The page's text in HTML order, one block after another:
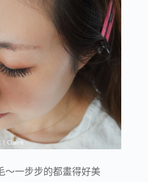
～一步步的都畫得好美